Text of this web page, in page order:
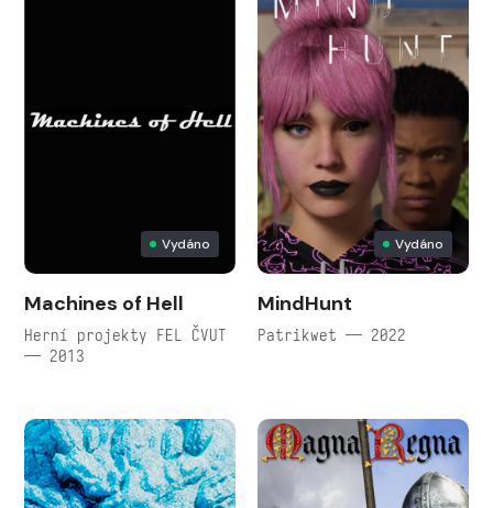
Vydáno
Machines of Hell
Herní projekty FEL ČVUT
— 2013
Vydáno
MindHunt
Patrikwet — 2022